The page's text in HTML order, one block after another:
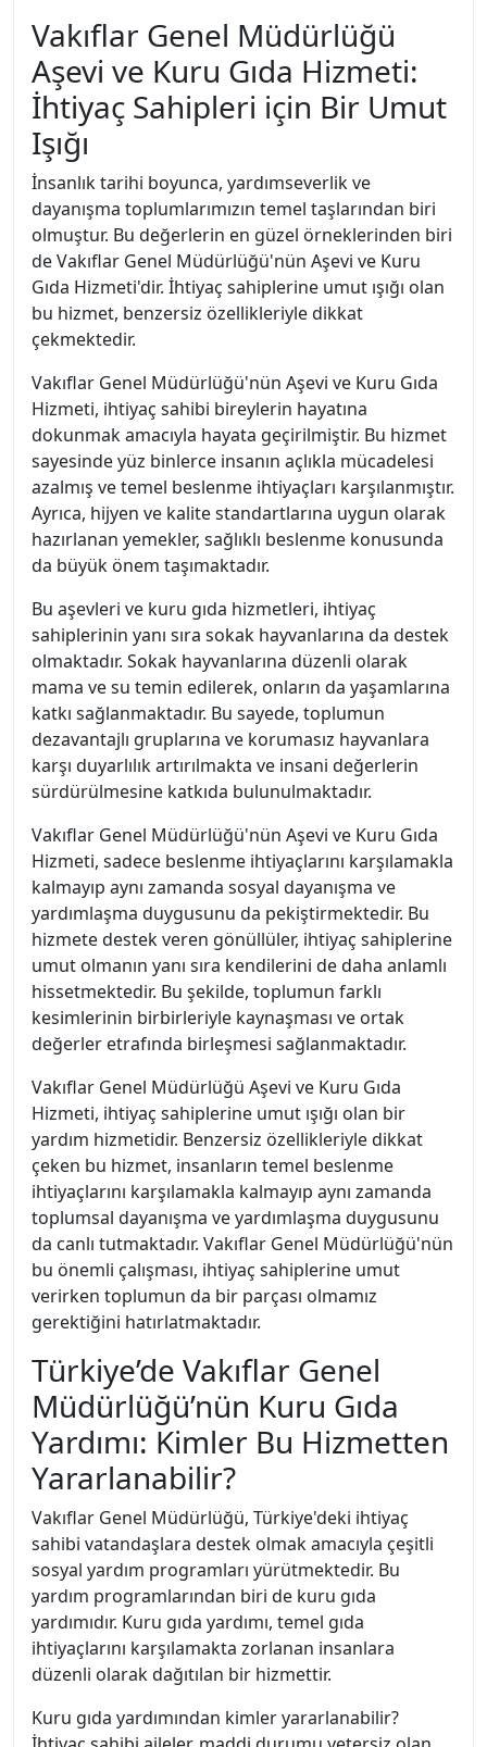
Vakıflar Genel Müdürlüğü
Aşevi ve Kuru Gıda Hizmeti:
İhtiyaç Sahipleri için Bir Umut
Işığı
İnsanlık tarihi boyunca, yardımseverlik ve
dayanışma toplumlarımızın temel taşlarından biri
olmuştur. Bu değerlerin en güzel örneklerinden biri
de Vakıflar Genel Müdürlüğü'nün Aşevi ve Kuru
Gıda Hizmeti'dir. İhtiyaç sahiplerine umut ışığı olan
bu hizmet, benzersiz özellikleriyle dikkat
çekmektedir.
Vakıflar Genel Müdürlüğü'nün Aşevi ve Kuru Gıda
Hizmeti, ihtiyaç sahibi bireylerin hayatına
dokunmak amacıyla hayata geçirilmiştir. Bu hizmet
sayesinde yüz binlerce insanın açlıkla mücadelesi
azalmış ve temel beslenme ihtiyaçları karşılanmıştır.
Ayrıca, hijyen ve kalite standartlarına uygun olarak
hazırlanan yemekler, sağlıklı beslenme konusunda
da büyük önem taşımaktadır.
Bu aşevleri ve kuru gıda hizmetleri, ihtiyaç
sahiplerinin yanı sıra sokak hayvanlarına da destek
olmaktadır. Sokak hayvanlarına düzenli olarak
mama ve su temin edilerek, onların da yaşamlarına
katkı sağlanmaktadır. Bu sayede, toplumun
dezavantajlı gruplarına ve korumasız hayvanlara
karşı duyarlılık artırılmakta ve insani değerlerin
sürdürülmesine katkıda bulunulmaktadır.
Vakıflar Genel Müdürlüğü'nün Aşevi ve Kuru Gıda
Hizmeti, sadece beslenme ihtiyaçlarını karşılamakla
kalmayıp aynı zamanda sosyal dayanışma ve
yardımlaşma duygusunu da pekiştirmektedir. Bu
hizmete destek veren gönüllüler, ihtiyaç sahiplerine
umut olmanın yanı sıra kendilerini de daha anlamlı
hissetmektedir. Bu şekilde, toplumun farklı
kesimlerinin birbirleriyle kaynaşması ve ortak
değerler etrafında birleşmesi sağlanmaktadır.
Vakıflar Genel Müdürlüğü Aşevi ve Kuru Gıda
Hizmeti, ihtiyaç sahiplerine umut ışığı olan bir
yardım hizmetidir. Benzersiz özellikleriyle dikkat
çeken bu hizmet, insanların temel beslenme
ihtiyaçlarını karşılamakla kalmayıp aynı zamanda
toplumsal dayanışma ve yardımlaşma duygusunu
da canlı tutmaktadır. Vakıflar Genel Müdürlüğü'nün
bu önemli çalışması, ihtiyaç sahiplerine umut
verirken toplumun da bir parçası olmamız
gerektiğini hatırlatmaktadır.
Türkiye’de Vakıflar Genel
Müdürlüğü’nün Kuru Gıda
Yardımı: Kimler Bu Hizmetten
Yararlanabilir?
Vakıflar Genel Müdürlüğü, Türkiye'deki ihtiyaç
sahibi vatandaşlara destek olmak amacıyla çeşitli
sosyal yardım programları yürütmektedir. Bu
yardım programlarından biri de kuru gıda
yardımıdır. Kuru gıda yardımı, temel gıda
ihtiyaçlarını karşılamakta zorlanan insanlara
düzenli olarak dağıtılan bir hizmettir.
Kuru gıda yardımından kimler yararlanabilir?